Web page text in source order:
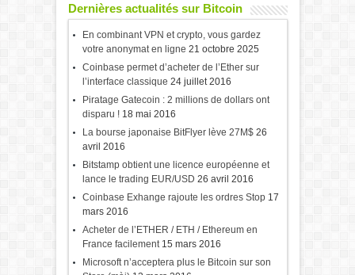
Dernières actualités sur Bitcoin
En combinant VPN et crypto, vous gardez
votre anonymat en ligne 21 octobre 2025
Coinbase permet d’acheter de l’Ether sur
l’interface classique 24 juillet 2016
Piratage Gatecoin : 2 millions de dollars ont
disparu ! 18 mai 2016
La bourse japonaise BitFlyer lève 27M$ 26
avril 2016
Bitstamp obtient une licence européenne et
lance le trading EUR/USD 26 avril 2016
Coinbase Exhange rajoute les ordres Stop 17
mars 2016
Acheter de l’ETHER / ETH / Ethereum en
France facilement 15 mars 2016
Microsoft n’acceptera plus le Bitcoin sur son